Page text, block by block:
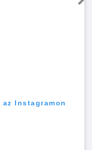
Instagramon